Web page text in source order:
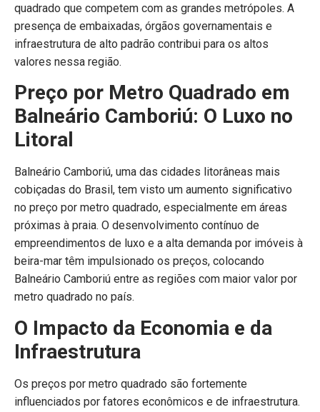
quadrado que competem com as grandes metrópoles. A
presença de embaixadas, órgãos governamentais e
infraestrutura de alto padrão contribui para os altos
valores nessa região.
Preço por Metro Quadrado em
Balneário Camboriú: O Luxo no
Litoral
Balneário Camboriú, uma das cidades litorâneas mais
cobiçadas do Brasil, tem visto um aumento significativo
no preço por metro quadrado, especialmente em áreas
próximas à praia. O desenvolvimento contínuo de
empreendimentos de luxo e a alta demanda por imóveis à
beira-mar têm impulsionado os preços, colocando
Balneário Camboriú entre as regiões com maior valor por
metro quadrado no país.
O Impacto da Economia e da
Infraestrutura
Os preços por metro quadrado são fortemente
influenciados por fatores econômicos e de infraestrutura.